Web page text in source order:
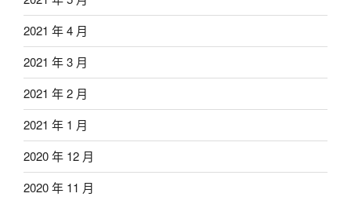
2021 年 4 月
2021 年 3 月
2021 年 2 月
2021 年 1 月
2020 年 12 月
2020 年 11 月